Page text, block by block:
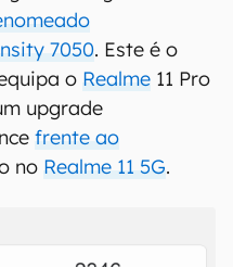
7050. Este é o
o Realme 11 Pro
upgrade
frente ao
no Realme 11 5G.